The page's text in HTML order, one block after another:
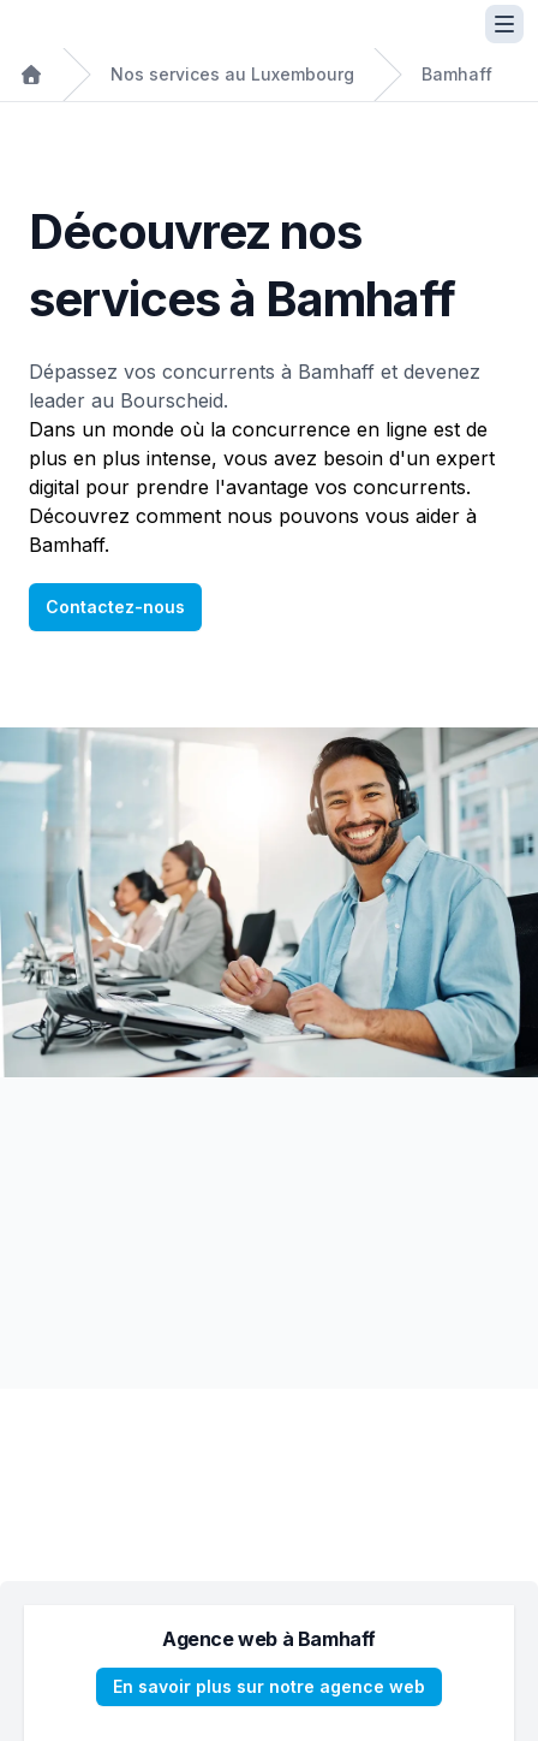
Nos services au Luxembourg Bamhaff
Découvrez nos
services à Bamhaff
Dépassez vos concurrents à Bamhaff et devenez
leader au Bourscheid.
Dans un monde où la concurrence en ligne est de
plus en plus intense, vous avez besoin d'un expert
digital pour prendre l'avantage vos concurrents.
Découvrez comment nous pouvons vous aider à
Bamhaff.
Contactez-nous
Agence web à Bamhaff
En savoir plus sur notre agence web